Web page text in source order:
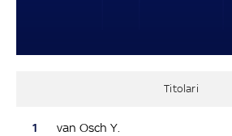
Titolari
1 van Osch Y.